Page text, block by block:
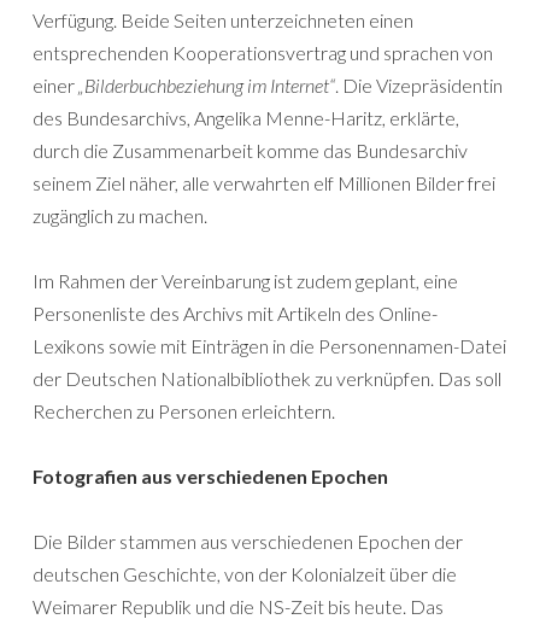
Verfügung. Beide Seiten unterzeichneten einen
entsprechenden Kooperationsvertrag und sprachen von
einer„Bilderbuchbeziehung im Internet“. Die Vizepräsidentin
des Bundesarchivs, Angelika Menne-Haritz, erklärte,
durch die Zusammenarbeit komme das Bundesarchiv
seinem Ziel näher, alle verwahrten elf Millionen Bilder frei
zugänglich zu machen.
Im Rahmen der Vereinbarung ist zudem geplant, eine
Personenliste des Archivs mit Artikeln des Online-
Lexikons sowie mit Einträgen in die Personennamen-Datei
der Deutschen Nationalbibliothek zu verknüpfen. Das soll
Recherchen zu Personen erleichtern.
Fotografien aus verschiedenen Epochen
Die Bilder stammen aus verschiedenen Epochen der
deutschen Geschichte, von der Kolonialzeit über die
Weimarer Republik und die NS-Zeit bis heute. Das